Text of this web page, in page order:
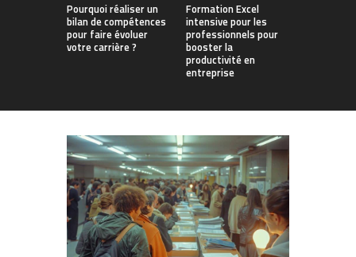
Pourquoi réaliser un
bilan de compétences
pour faire évoluer
votre carrière ?
Formation Excel
intensive pour les
professionnels pour
booster la
productivité en
entreprise